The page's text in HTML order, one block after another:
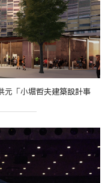
元「小堀哲夫建築設計事